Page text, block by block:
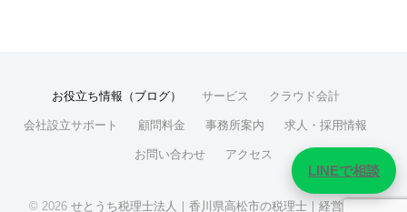
LINEで相談
お役立ち情報（ブログ） サービス クラウド会計
会社設立サポート 顧問料金 事務所案内 求人・採用情報
お問い合わせ アクセス
© 2026 せとうち税理士法人｜香川県高松市の税理士｜経営サポー